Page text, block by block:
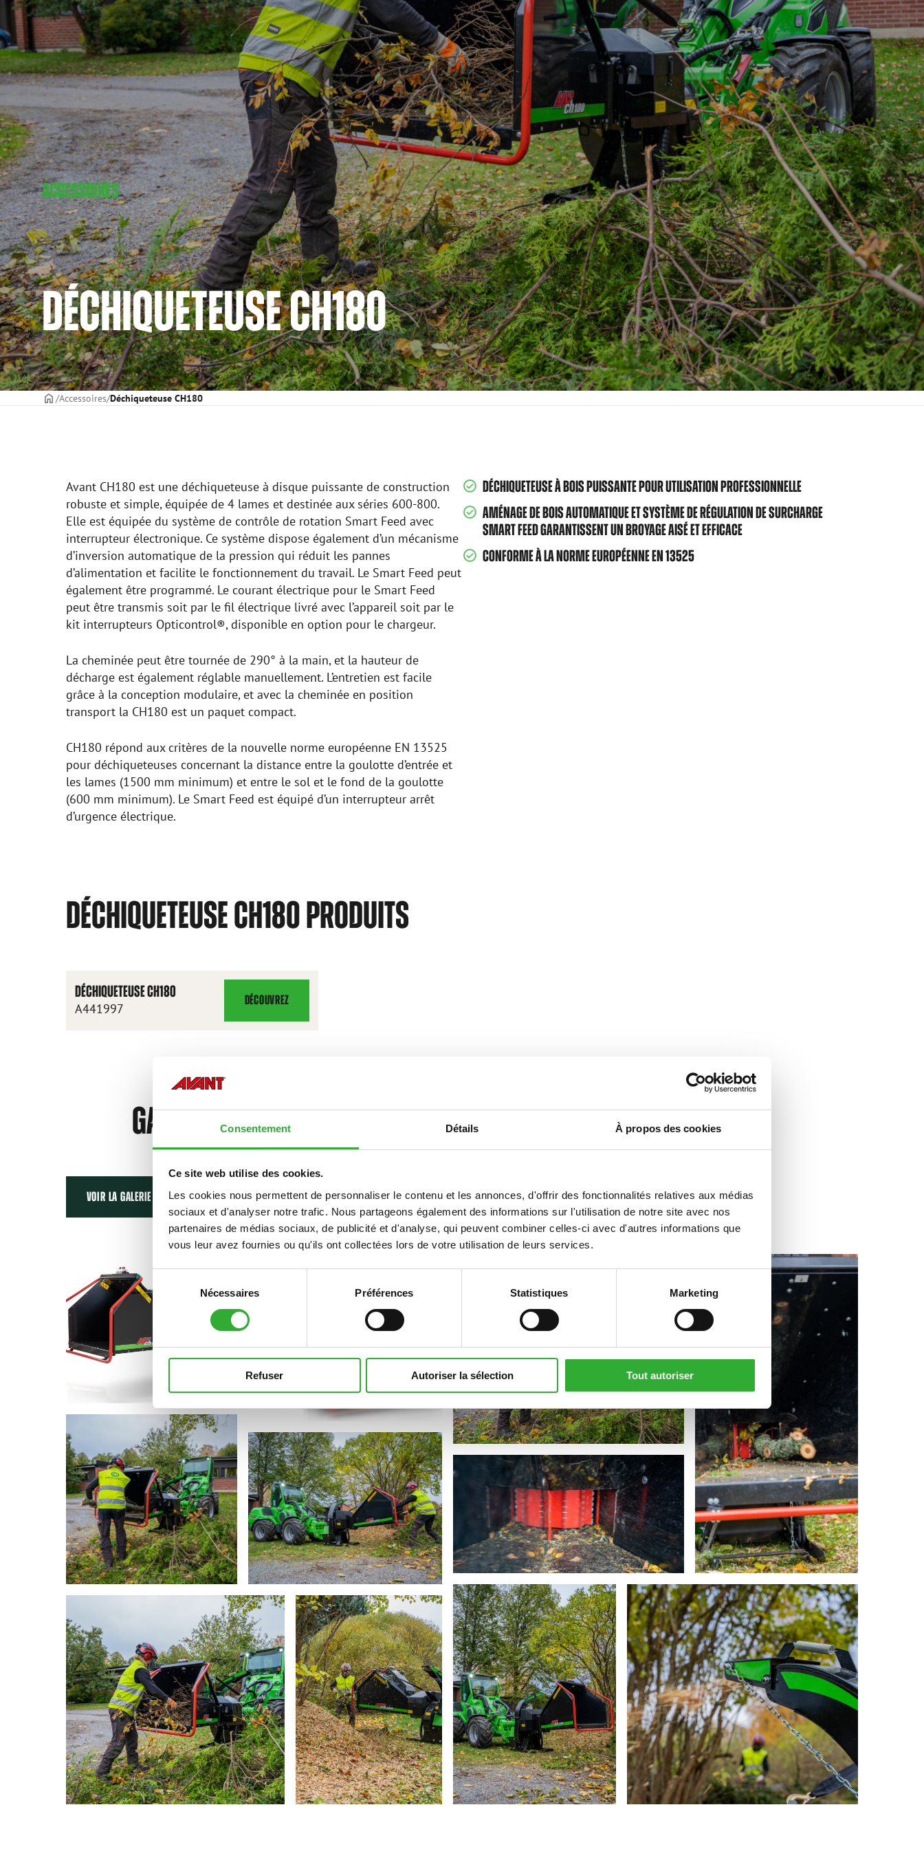
Consentement Détails À propos des cookies
Ce site web utilise des cookies.
Les cookies nous permettent de personnaliser le contenu et les annonces, d'offrir des fonctionnalités relatives aux médias
sociaux et d'analyser notre trafic. Nous partageons également des informations sur l'utilisation de notre site avec nos
partenaires de médias sociaux, de publicité et d'analyse, qui peuvent combiner celles-ci avec d'autres informations que
vous leur avez fournies ou qu'ils ont collectées lors de votre utilisation de leurs services.
du
consentement
Nécessaires Préférences Statistiques Marketing
Refuser Autoriser la sélection Tout autoriser
ACCESSOIRES
DÉCHIQUETEUSE CH180
PAGE DE COUVERTURE
Accessoires Déchiqueteuse CH180
Avant CH180 est une déchiqueteuse à disque puissante de construction
robuste et simple, équipée de 4 lames et destinée aux séries 600-800.
Elle est équipée du système de contrôle de rotation Smart Feed avec
interrupteur électronique. Ce système dispose également d’un mécanisme
d’inversion automatique de la pression qui réduit les pannes
d’alimentation et facilite le fonctionnement du travail. Le Smart Feed peut
également être programmé. Le courant électrique pour le Smart Feed
peut être transmis soit par le fil électrique livré avec l’appareil soit par le
kit interrupteurs Opticontrol®, disponible en option pour le chargeur.
La cheminée peut être tournée de 290° à la main, et la hauteur de
décharge est également réglable manuellement. L’entretien est facile
grâce à la conception modulaire, et avec la cheminée en position
transport la CH180 est un paquet compact.
CH180 répond aux critères de la nouvelle norme européenne EN 13525
pour déchiqueteuses concernant la distance entre la goulotte d’entrée et
les lames (1500 mm minimum) et entre le sol et le fond de la goulotte
(600 mm minimum). Le Smart Feed est équipé d’un interrupteur arrêt
d’urgence électrique.
DÉCHIQUETEUSE À BOIS PUISSANTE POUR UTILISATION PROFESSIONNELLE
AMÉNAGE DE BOIS AUTOMATIQUE ET SYSTÈME DE RÉGULATION DE SURCHARGE
SMART FEED GARANTISSENT UN BROYAGE AISÉ ET EFFICACE
CONFORME À LA NORME EUROPÉENNE EN 13525
DÉCHIQUETEUSE CH180 PRODUITS
DÉCHIQUETEUSE CH180
A441997
DÉCOUVREZ
DÉCHIQUETEUSE
CH180
GALERIE
VOIR LA GALERIE